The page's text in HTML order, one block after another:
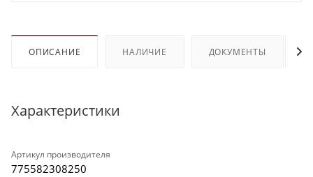
ОПИСАНИЕ НАЛИЧИЕ ДОКУМЕНТЫ
Характеристики
Артикул производителя
775582308250